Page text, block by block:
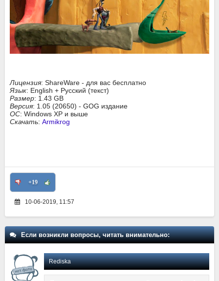
Лицензия: ShareWare - для вас бесплатно
Язык: English + Русский (текст)
Размер: 1.43 GB
Версия: 1.05 (20650) - GOG издание
ОС: Windows XP и выше
Скачать: Armikrog
+19
10-06-2019, 11:57
Если возникли вопросы, читать внимательно:
Rediska